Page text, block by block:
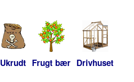
Ukrudt Frugt bær Drivhuset